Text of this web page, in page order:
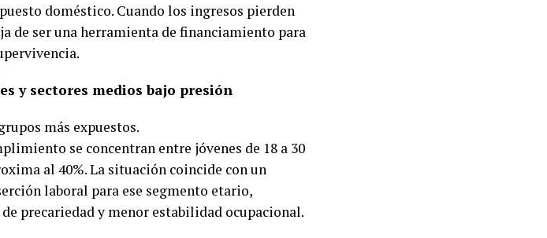
doméstico. Cuando los ingresos pierden
de ser una herramienta de financiamiento para
y sectores medios bajo presión
más expuestos.
se concentran entre jóvenes de 18 a 30
al 40%. La situación coincide con un
laboral para ese segmento etario,
precariedad y menor estabilidad ocupacional.